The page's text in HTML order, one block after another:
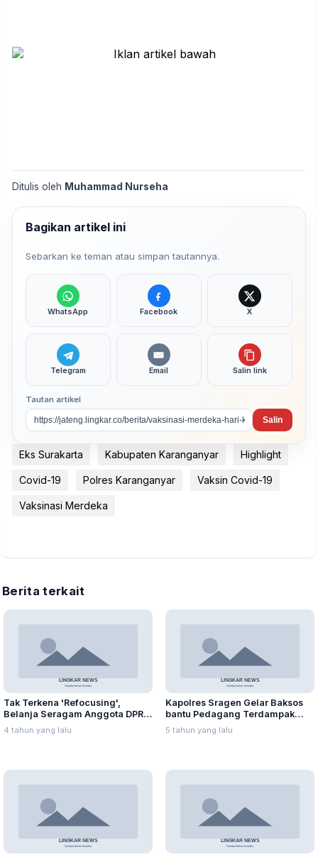
Ditulis oleh Muhammad Nurseha
Bagikan artikel ini
Sebarkan ke teman atau simpan tautannya.
WhatsApp Facebook X
Telegram Email Salin link
Tautan artikel
Salin
Eks Surakarta Kabupaten Karanganyar Highlight
Covid-19 Polres Karanganyar Vaksin Covid-19
Vaksinasi Merdeka
Berita terkait
Tak Terkena 'Refocusing',
Belanja Seragam Anggota DPRD
Capai Ratusan Juta
4 tahun yang lalu
Kapolres Sragen Gelar Baksos
bantu Pedagang Terdampak
PPKM
5 tahun yang lalu